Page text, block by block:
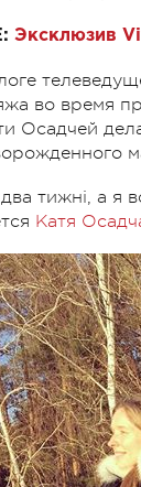
Эксклюзив
во время
Осадчей
тижні, а я
Катя